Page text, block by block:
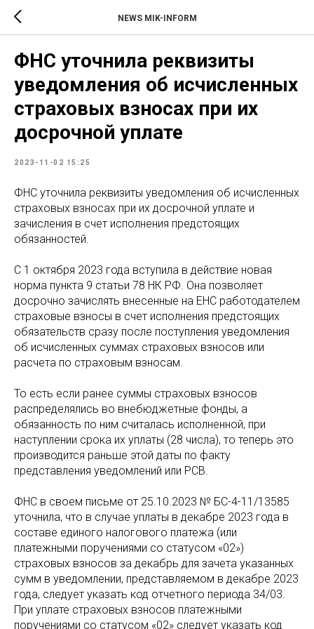
NEWS MIK-INFORM
ФНС уточнила реквизиты
уведомления об исчисленных
страховых взносах при их
досрочной уплате
2023-11-02 15:25
ФНС уточнила реквизиты уведомления об исчисленных
страховых взносах при их досрочной уплате и
зачисления в счет исполнения предстоящих
обязанностей.
C 1 октября 2023 года вступила в действие новая
норма пункта 9 статьи 78 НК РФ. Она позволяет
досрочно зачислять внесенные на ЕНС работодателем
страховые взносы в счет исполнения предстоящих
обязательств сразу после поступления уведомления
об исчисленных суммах страховых взносов или
расчета по страховым взносам.
То есть если ранее суммы страховых взносов
распределялись во внебюджетные фонды, а
обязанность по ним считалась исполненной, при
наступлении срока их уплаты (28 числа), то теперь это
производится раньше этой даты по факту
представления уведомлений или РСВ.
ФНС в своем письме от 25.10.2023 № БС-4-11/13585
уточнила, что в случае уплаты в декабре 2023 года в
составе единого налогового платежа (или
платежными поручениями со статусом «02»)
страховых взносов за декабрь для зачета указанных
сумм в уведомлении, представляемом в декабре 2023
года, следует указать код отчетного периода 34/03.
При уплате страховых взносов платежными
поручениями со статусом «02» следует указать код